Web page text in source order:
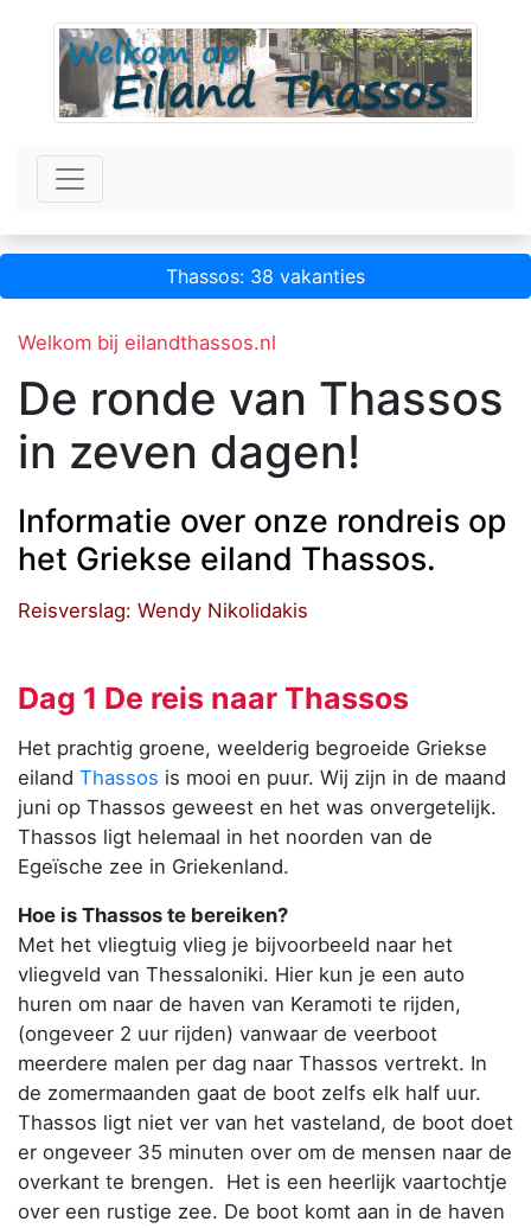
Thassos: 38 vakanties
Welkom bij eilandthassos.nl
De ronde van Thassos
in zeven dagen!
Informatie over onze rondreis op
het Griekse eiland Thassos.
Reisverslag: Wendy Nikolidakis
Dag 1 De reis naar Thassos
Het prachtig groene, weelderig begroeide Griekse
eiland Thassos is mooi en puur. Wij zijn in de maand
juni op Thassos geweest en het was onvergetelijk.
Thassos ligt helemaal in het noorden van de
Egeïsche zee in Griekenland.
Hoe is Thassos te bereiken?
Met het vliegtuig vlieg je bijvoorbeeld naar het
vliegveld van Thessaloniki. Hier kun je een auto
huren om naar de haven van Keramoti te rijden,
(ongeveer 2 uur rijden) vanwaar de veerboot
meerdere malen per dag naar Thassos vertrekt. In
de zomermaanden gaat de boot zelfs elk half uur.
Thassos ligt niet ver van het vasteland, de boot doet
er ongeveer 35 minuten over om de mensen naar de
overkant te brengen. Het is een heerlijk vaartochtje
over een rustige zee. De boot komt aan in de haven